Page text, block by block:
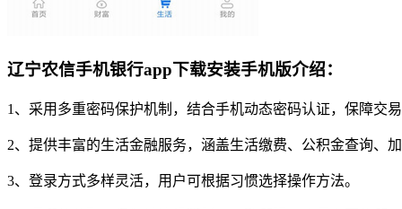
辽宁农信手机银行app下载安装手机版介绍：
1、采用多重密码保护机制，结合手机动态密码认证，保障交易
2、提供丰富的生活金融服务，涵盖生活缴费、公积金查询、加
3、登录方式多样灵活，用户可根据习惯选择操作方法。